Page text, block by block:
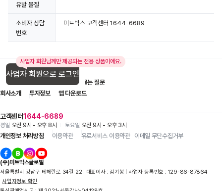
유발 물질
소비자 상담
번호
미트박스 고객센터 1644-6689
사업자 회원님께만 제공되는 전용 상품이에요.
사업자 회원으로 로그인
고객센터1644-6689
평일 오전 9시 - 오후 8시 토요일 오전 9시 - 오후 3시
입점 제휴 문의
자주 묻는 질문
회사소개
투자정보 앱 다운로드
개인정보 처리방침 이용약관 유료서비스 이용약관 이메일 무단수집거부
(주)미트박스글로벌
서울특별시 강남구 테헤란로 34길 22 | 대표이사 : 김기봉 | 사업자 등록번호 : 129-86-87864
사업자정보 확인